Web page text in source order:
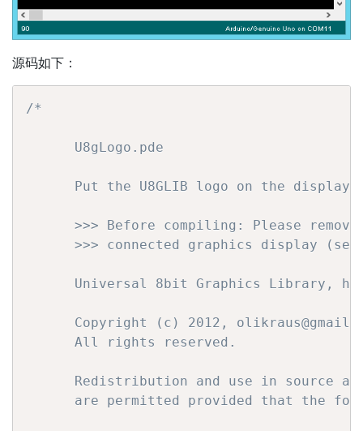
源码如下：
/*
      U8gLogo.pde
      Put the U8GLIB logo on the display.
>>> Before compiling: Please
>>> connected graphics display (see
Universal 8bit Graphics Library,
Copyright (c) 2012,
      All rights reserved.
Redistribution and use in source
are permitted provided that the